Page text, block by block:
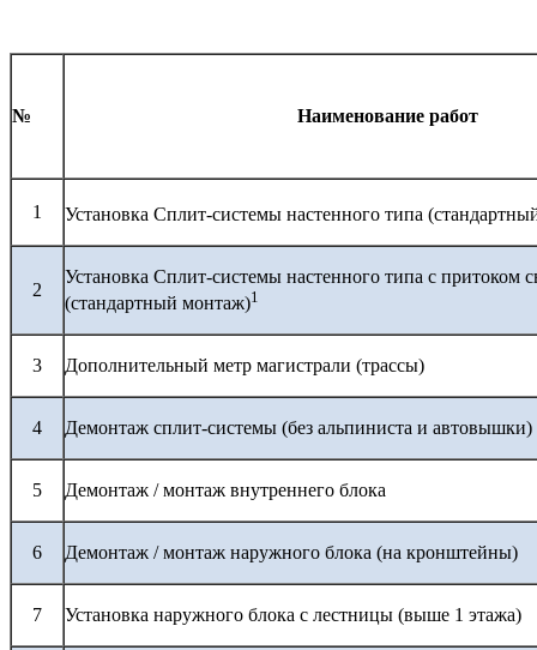
№ Наименование работ
1 Установка Сплит-системы настенного типа
2
Установка Сплит-системы настенного типа с притоком
(стандартный монтаж)1
3 Дополнительный метр магистрали (трассы)
4 Демонтаж сплит-системы (без альпиниста и автовышки)
5 Демонтаж / монтаж внутреннего блока
6 Демонтаж / монтаж наружного блока (на кронштейны)
7 Установка наружного блока с лестницы (выше 1 этажа)